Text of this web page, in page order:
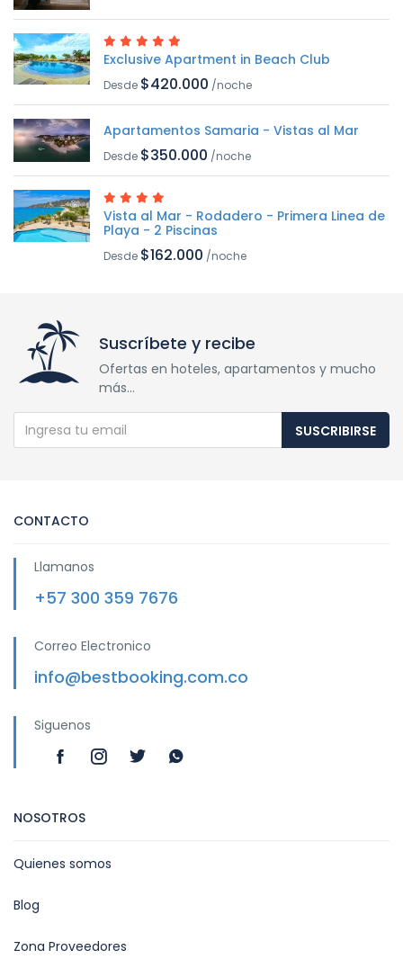
Exclusive Apartment in Beach Club
Desde $420.000 /noche
Apartamentos Samaria - Vistas al Mar
Desde $350.000 /noche
Vista al Mar - Rodadero - Primera Linea de
Playa - 2 Piscinas
Desde $162.000 /noche
Suscríbete y recibe
Ofertas en hoteles, apartamentos y mucho
más...
SUSCRIBIRSE
CONTACTO
Llamanos
+57 300 359 7676
Correo Electronico
info@bestbooking.com.co
Siguenos
NOSOTROS
Quienes somos
Blog
Zona Proveedores